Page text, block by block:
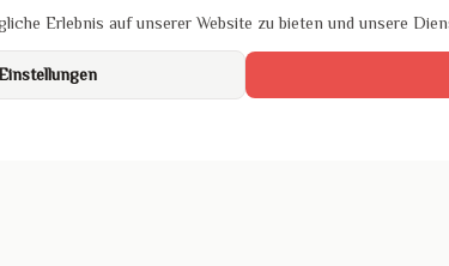
Erlebnis auf unserer Website zu bieten und unsere